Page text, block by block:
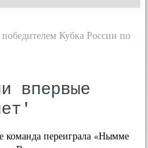
Кубка России по
впервые
команда переиграла «Нымме